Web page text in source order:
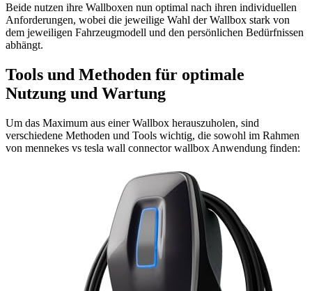
Beide nutzen ihre Wallboxen nun optimal nach ihren individuellen
Anforderungen, wobei die jeweilige Wahl der Wallbox stark von
dem jeweiligen Fahrzeugmodell und den persönlichen Bedürfnissen
abhängt.
Tools und Methoden für optimale
Nutzung und Wartung
Um das Maximum aus einer Wallbox herauszuholen, sind
verschiedene Methoden und Tools wichtig, die sowohl im Rahmen
von mennekes vs tesla wall connector wallbox Anwendung finden: